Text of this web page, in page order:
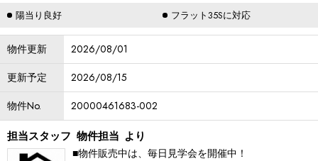
陽当り良好 フラット35Sに対応
物件更新
2026/08/01
更新予定
2026/08/15
物件No.
20000461683-002
担当スタッフ 物件担当 より
■物件販売中は、毎日見学会を開催中！